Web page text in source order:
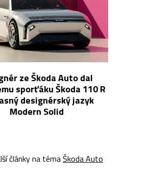
ze Škoda Auto dal
sporťáku Škoda 110 R
designérský jazyk
Modern Solid
články na témaŠkoda Auto